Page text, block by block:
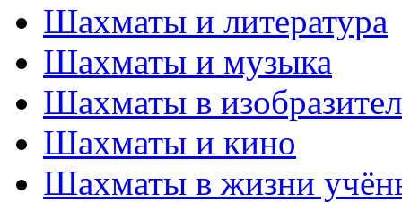
Шахматы и литература
Шахматы и музыка
Шахматы в
Шахматы и кино
Шахматы в жизни